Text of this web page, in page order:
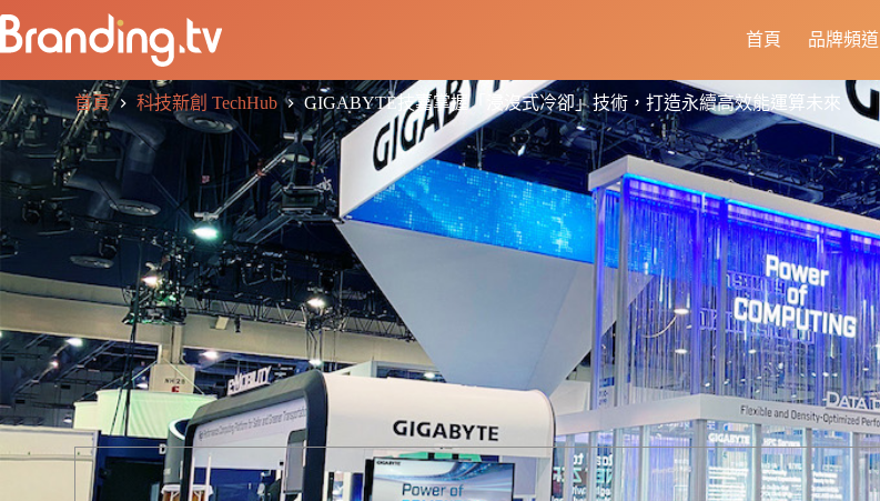
首頁 品牌頻道
首頁 科技新創 TechHub GIGABYTE技嘉掌握「浸沒式冷卻」技術，打造永續高效能運算未來